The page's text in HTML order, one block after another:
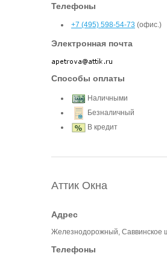
Телефоны
+7 (495) 598-54-73 (офис.)
Электронная почта
Способы оплаты
Наличными
Безналичный
В кредит
Аттик Окна
Адрес
Железнодорожный, Саввинское
Телефоны